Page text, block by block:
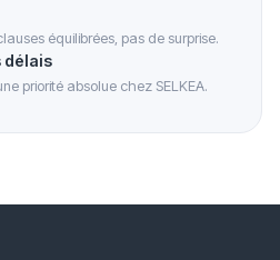
équilibrées, pas de surprise.
délais
priorité absolue chez SELKEA.